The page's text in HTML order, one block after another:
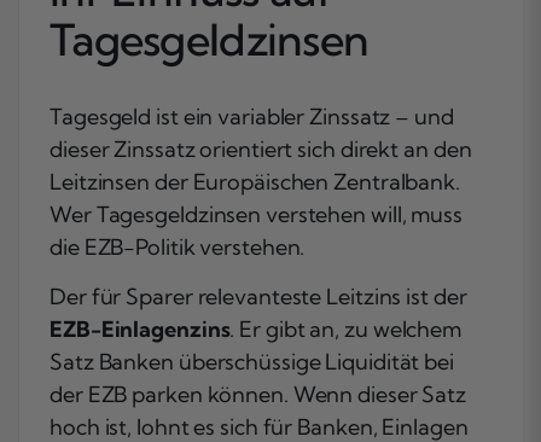
Tagesgeldzinsen
Tagesgeld ist ein variabler Zinssatz – und
dieser Zinssatz orientiert sich direkt an den
Leitzinsen der Europäischen Zentralbank.
Wer Tagesgeldzinsen verstehen will, muss
die EZB-Politik verstehen.
Der für Sparer relevanteste Leitzins ist der
EZB-Einlagenzins. Er gibt an, zu welchem
Satz Banken überschüssige Liquidität bei
der EZB parken können. Wenn dieser Satz
hoch ist, lohnt es sich für Banken, Einlagen